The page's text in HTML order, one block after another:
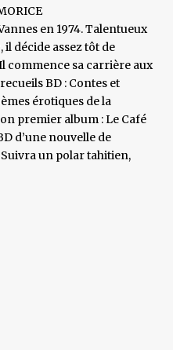
en 1974. Talentueux
décide assez tôt de
commence sa carrière aux
BD : Contes et
érotiques de la
premier album : Le Café
d’une nouvelle de
un polar tahitien,